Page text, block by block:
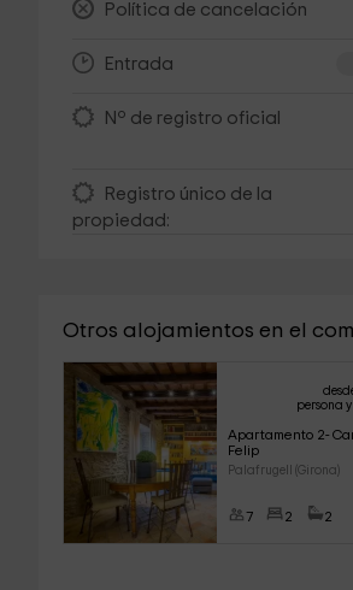
Política de cancelación
Entrada
Nº de registro oficial
Registro único de la
propiedad:
Otros alojamientos en el
persona
Apartamento 2-
Felip
Palafrugell (Girona)
7 2 2